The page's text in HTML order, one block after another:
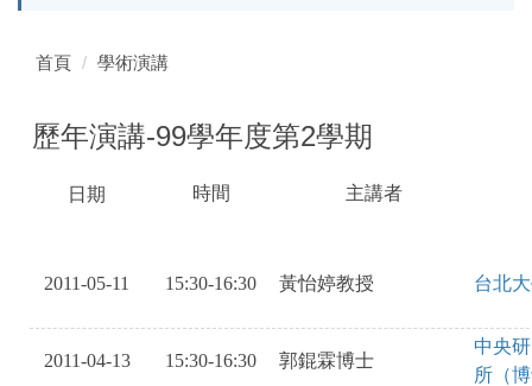
首頁 學術演講
歷年演講-99學年度第2學期
日期
時間
主講者
2011-05-11 15:30-16:30 黃怡婷教授 台北
2011-04-13 15:30-16:30 郭錕霖博士
中央
所（